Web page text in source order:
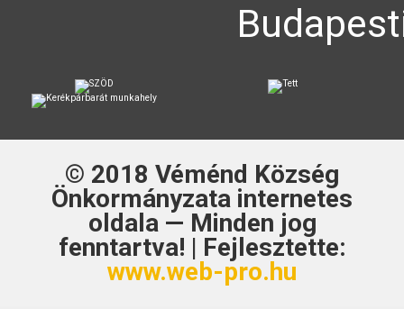
© 2018 Véménd Község
Önkormányzata internetes
oldala — Minden jog
fenntartva! | Fejlesztette:
www.web-pro.hu